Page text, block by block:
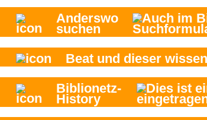
Anderswo
suchen
Beat und dieser
Biblionetz-
History